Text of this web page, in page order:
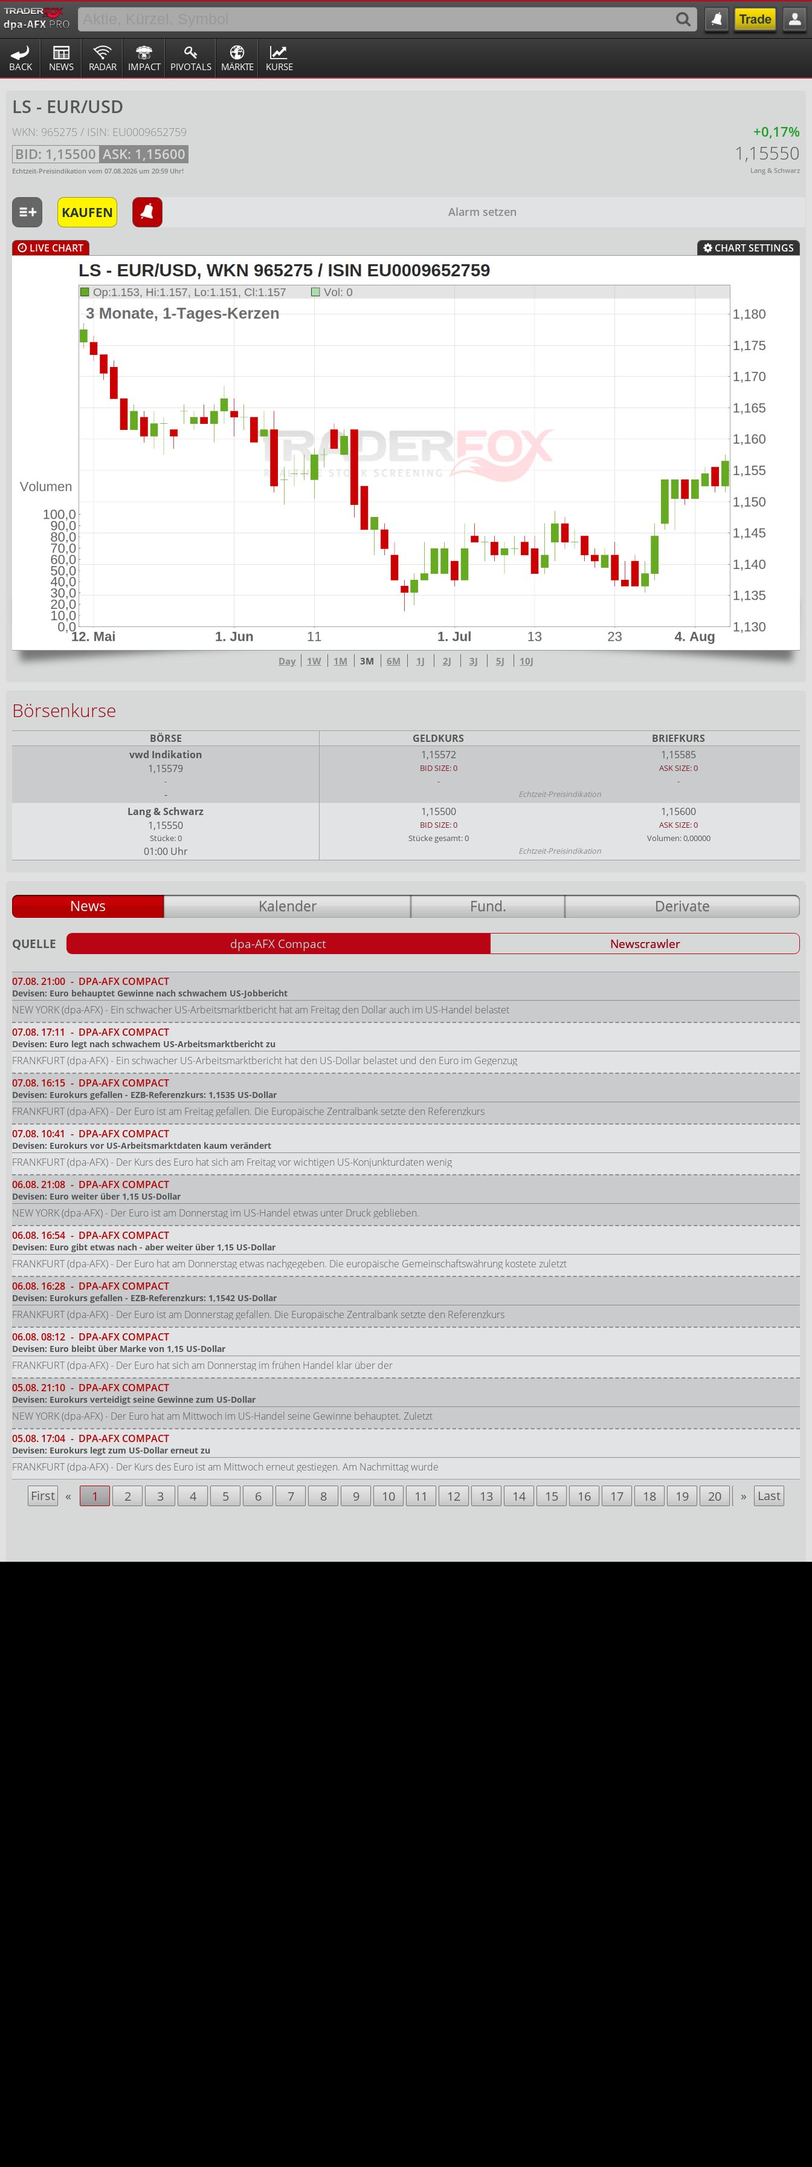
BACK NEWS RADAR IMPACT PIVOTALS MÄRKTE KURSE
LS - EUR/USD
WKN: 965275 / ISIN: EU0009652759
BID: 1,15500 ASK: 1,15600
Echtzeit-Preisindikation vom 07.08.2026 um 20:59 Uhr!
+0,17%
1,15550
Lang & Schwarz
KAUFEN Alarm setzen
LIVE CHART CHART SETTINGS
Day 1W 1M 3M 6M 1J 2J 3J 5J 10J
Börsenkurse
BÖRSE GELDKURS
BRIEFKURS
vwd Indikation
1,15572
1,15585
1,15579
BID SIZE: 0
ASK SIZE: 0
-
- -
- Echtzeit-Preisindikation
Lang & Schwarz 1,15500
1,15600
1,15550
BID SIZE: 0
ASK SIZE: 0
Stücke: 0
Stücke gesamt: 0 Volumen: 0,00000
01:00 Uhr Echtzeit-Preisindikation
News Kalender Fund. Derivate
QUELLE dpa-AFX Compact Newscrawler
07.08.21:00 - DPA-AFX COMPACT
Devisen: Euro behauptet Gewinne nach schwachem US-Jobbericht
NEW YORK (dpa-AFX) - Ein schwacher US-Arbeitsmarktbericht hat am Freitag den Dollar auch im US-Handel belastet
07.08. 17:11 - DPA-AFX COMPACT
Devisen: Euro legt nach schwachem US-Arbeitsmarktbericht zu
FRANKFURT (dpa-AFX) - Ein schwacher US-Arbeitsmarktbericht hat den US-Dollar belastet und den Euro im Gegenzug
07.08. 16:15 - DPA-AFX COMPACT
Devisen: Eurokurs gefallen - EZB-Referenzkurs: 1,1535 US-Dollar
FRANKFURT (dpa-AFX) - Der Euro ist am Freitag gefallen. Die Europäische Zentralbank setzte den Referenzkurs
07.08. 10:41 - DPA-AFX COMPACT
Devisen: Eurokurs vor US-Arbeitsmarktdaten kaum verändert
FRANKFURT (dpa-AFX) - Der Kurs des Euro hat sich am Freitag vor wichtigen US-Konjunkturdaten wenig
06.08.21:08 - DPA-AFX COMPACT
Devisen: Euro weiter über 1,15 US-Dollar
NEW YORK (dpa-AFX) - Der Euro ist am Donnerstag im US-Handel etwas unter Druck geblieben.
06.08. 16:54 - DPA-AFX COMPACT
Devisen: Euro gibt etwas nach - aber weiter über 1,15 US-Dollar
FRANKFURT (dpa-AFX) - Der Euro hat am Donnerstag etwas nachgegeben. Die europäische Gemeinschaftswährung kostete zuletzt
06.08. 16:28 - DPA-AFX COMPACT
Devisen: Eurokurs gefallen - EZB-Referenzkurs: 1,1542 US-Dollar
FRANKFURT (dpa-AFX) - Der Euro ist am Donnerstag gefallen. Die Europäische Zentralbank setzte den Referenzkurs
06.08.08:12 - DPA-AFX COMPACT
Devisen: Euro bleibt über Marke von 1,15 US-Dollar
FRANKFURT (dpa-AFX) - Der Euro hat sich am Donnerstag im frühen Handel klar über der
05.08.21:10 - DPA-AFX COMPACT
Devisen: Eurokurs verteidigt seine Gewinne zum US-Dollar
NEW YORK (dpa-AFX) - Der Euro hat am Mittwoch im US-Handel seine Gewinne behauptet. Zuletzt
05.08. 17:04 - DPA-AFX COMPACT
Devisen: Eurokurs legt zum US-Dollar erneut zu
FRANKFURT (dpa-AFX) - Der Kurs des Euro ist am Mittwoch erneut gestiegen. Am Nachmittag wurde
First « 1 2 3 4 5 6 7 8 9 10 11 12 13 14 15 16 17 18 19 20 21 22
» Last